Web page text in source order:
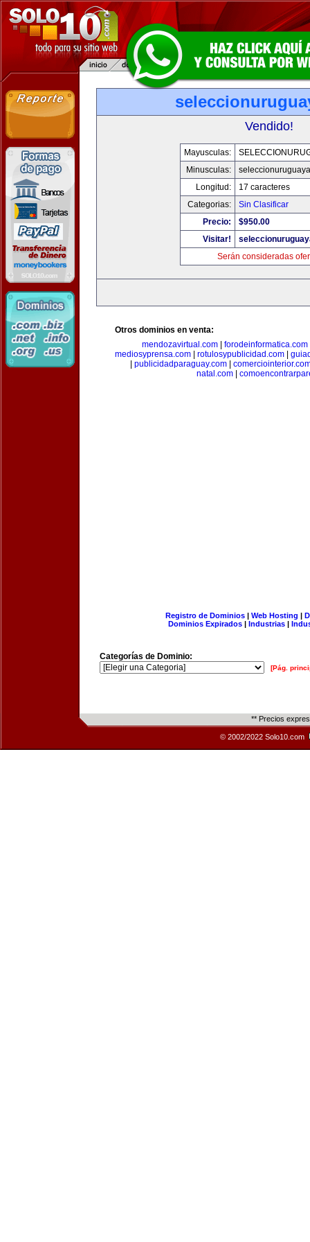
Vendido!
Mayusculas:
Minusculas:
Longitud:
17 caracteres
Categorias:
Sin Clasificar
Precio:
$950.00
Visitar!
Serán consideradas
Otros dominios en venta:
mendozavirtual.com| forodeinformatica.com
mediosyprensa.com
rotulosypublicidad.com
publicidadparaguay.com
natal.com|
Registro de Dominios| Web Hosting |
Dominios Expirados | Industrias |
Categorías de Dominio:
[Pág.
** Precios
© 2002/2022 Solo10.com